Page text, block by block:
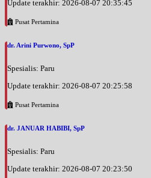
BPJS
Kamis, 20/08/2026
EKSEKUTIF
Jumat, 21/08/2026
Jam 07:00 - 08:00
Jam 08:00 - 15:00
Update terakhir: 2026-08-07 20:35:45
Pusat Pertamina
dr. Arini Purwono, SpP
Spesialis: Paru
Update terakhir: 2026-08-07 20:25:58
Pusat Pertamina
dr. JANUAR HABIBI, SpP
Spesialis: Paru
Update terakhir: 2026-08-07 20:23:50